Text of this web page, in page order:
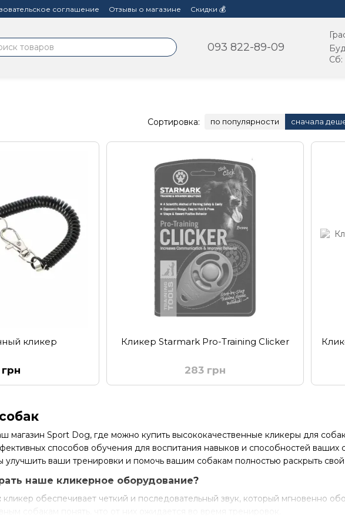
соглашение Отзывы о магазине Скидки 💰
093 822-89-09
Сортировка: по популярности сначала
магазин Sport Dog, где можно купить высококачественные кликеры для
способов обучения для воспитания навыков и способностей
улучшить ваши тренировки и помочь вашим собакам полностью раскрыть
наше кликерное оборудование?
кликер обеспечивает четкий и последовательный звук, который мгновенно
кликер Кликер Starmark Pro-Training Clicker
283 грн